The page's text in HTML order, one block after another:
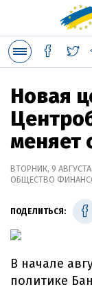
Новая
меняет
ВТОРНИК, 9
ОБЩЕСТВО
ПОДЕЛИТЬСЯ:
В начале
политике